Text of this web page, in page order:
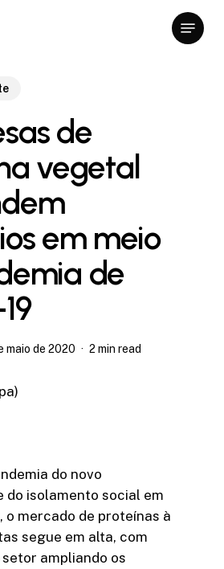
Menu
de
vegetal
em meio
de
maio de 2020 2 min read
do novo
do isolamento social em
o mercado de proteínas à
segue em alta, com
ampliando os